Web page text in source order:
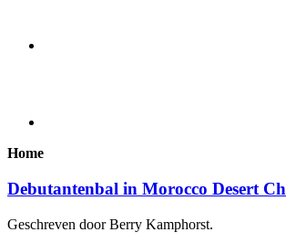
Home
Debutantenbal in Morocco Desert
Geschreven door Berry Kamphorst.